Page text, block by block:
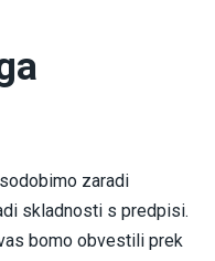
zaradi
skladnosti s predpisi.
bomo obvestili prek